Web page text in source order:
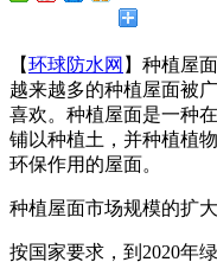
【环球防水网 】种植屋
越来越多的种植屋面被
喜欢。种植屋面是一种
铺以种植土，并种植植
环保作用的屋面。
种植屋面市场规模的扩
按国家要求，到2020年